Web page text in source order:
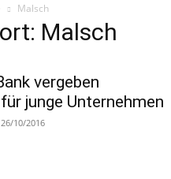
Malsch
Malsch
vergeben
junge Unternehmen
26/10/2016